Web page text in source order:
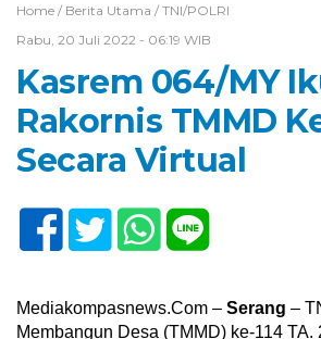
Home / Berita Utama / TNI/POLRI
Rabu, 20 Juli 2022 - 06:19 WIB
Kasrem 064/MY
Rakornis TMMD
Secara Virtual
Mediakompasnews.Com – Serang –
Membangun Desa (TMMD) ke-114 TA.